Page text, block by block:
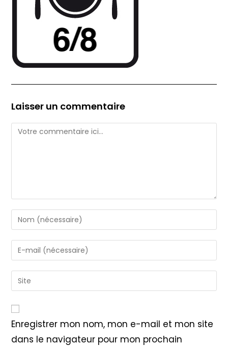
Laisser un commentaire
Comment
Enter
your
name
or
to
comment
Enter
your
email
address
Saisir
l’URL
votre
site
(facultatif)
Enregistrer mon nom, mon e-mail et mon site
dans le navigateur pour mon prochain